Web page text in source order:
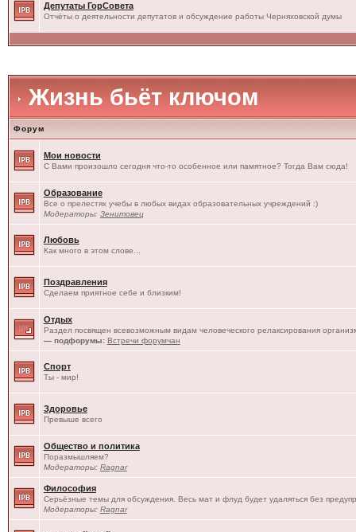
Депутаты ГорСовета
Отчёты о деятельности депутатов и обсуждение работы Черняховской думы
Жизнь бьёт ключом
Форум
Мои новости
С Вами произошло сегодня что-то особенное или памятное? Тогда Вам сюда!
Образование
Все о прелестях учебы в любых видах образовательных учреждений :)
Модераторы: Зенитовец
Любовь
Как много в этом слове...
Поздравления
Сделаем приятное себе и близким!
Отдых
Раздел посвящен всевозможным видам человеческого релаксирования
— подфорумы: Встречи форумчан
Спорт
Ты - мир!
Здоровье
Превыше всего
Общество и политика
Поразмышляем?
Модераторы: Ragnar
Философия
Серьёзные темы для обсуждения. Весь мат и флуд будет удаляться без
Модераторы: Ragnar